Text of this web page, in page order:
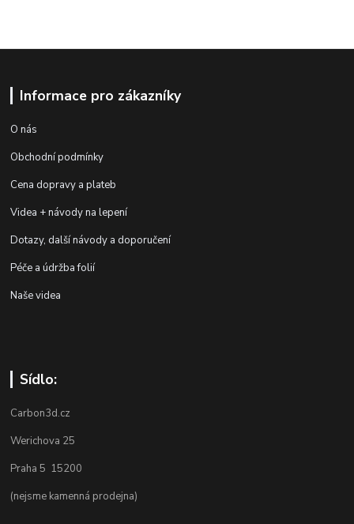
Informace pro zákazníky
O nás
Obchodní podmínky
Cena dopravy a plateb
Videa + návody na lepení
Dotazy, další návody a doporučení
Péče a údržba folií
Naše videa
Sídlo:
Carbon3d.cz
Werichova 25
Praha 5 15200
(nejsme kamenná prodejna)